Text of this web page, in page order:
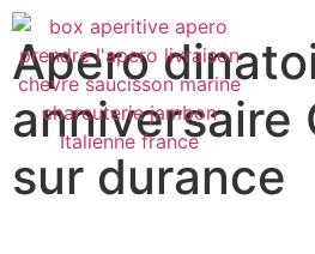
Apero
anniversaire
sur durance